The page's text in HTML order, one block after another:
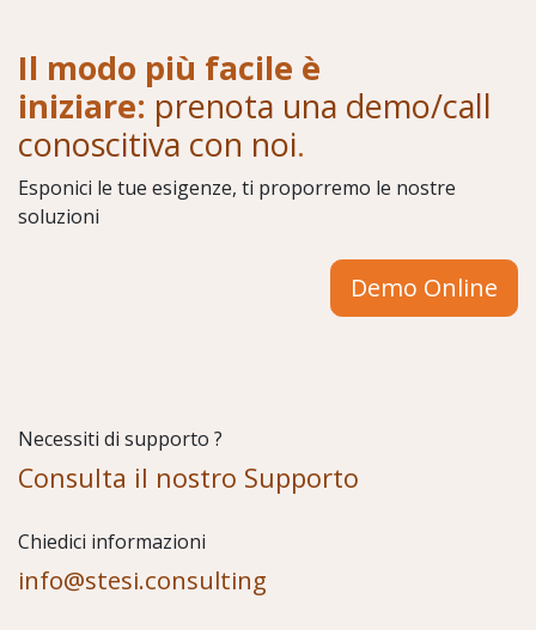
Il modo più facile è
iniziare: prenota una demo/call
conoscitiva con noi.
Esponici le tue esigenze, ti proporremo le nostre
soluzioni
Demo Online
Necessiti di supporto ?
Consulta il nostro Supporto
Chiedici informazioni
info@stesi.consulting